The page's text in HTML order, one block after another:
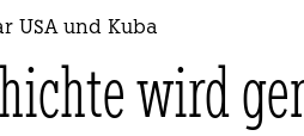
USA und Kuba
wird